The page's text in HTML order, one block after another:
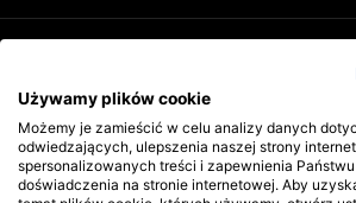
Używamy plików cookie
Możemy je zamieścić w celu analizy danych
odwiedzających, ulepszenia naszej strony
spersonalizowanych treści i zapewnienia Państwu
doświadczenia na stronie internetowej. Aby